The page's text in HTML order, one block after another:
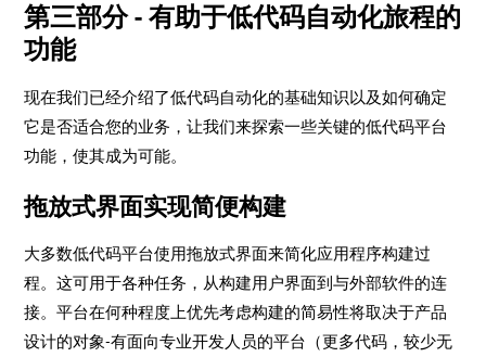
第三部分 - 有助于低代码自动化旅程的
功能
现在我们已经介绍了低代码自动化的基础知识以及如何确定
它是否适合您的业务，让我们来探索一些关键的低代码平台
功能，使其成为可能。
拖放式界面实现简便构建
大多数低代码平台使用拖放式界面来简化应用程序构建过
程。这可用于各种任务，从构建用户界面到与外部软件的连
接。平台在何种程度上优先考虑构建的简易性将取决于产品
设计的对象-有面向专业开发人员的平台（更多代码，较少无